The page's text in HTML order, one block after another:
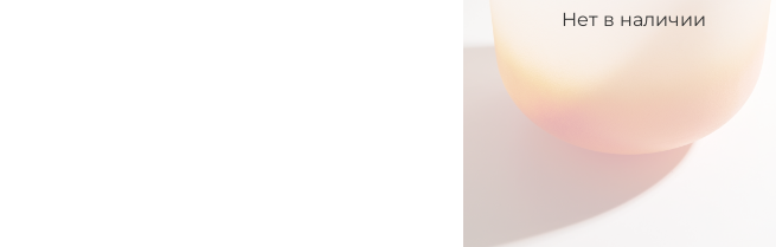
Нет в наличии